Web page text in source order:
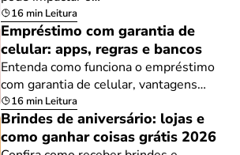
16 min Leitura
Empréstimo com garantia de
celular: apps, regras e bancos
Entenda como funciona o empréstimo
com garantia de celular, vantagens…
16 min Leitura
Brindes de aniversário: lojas e
como ganhar coisas grátis 2026